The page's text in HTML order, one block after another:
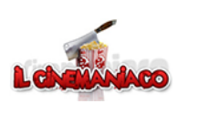
contenuto